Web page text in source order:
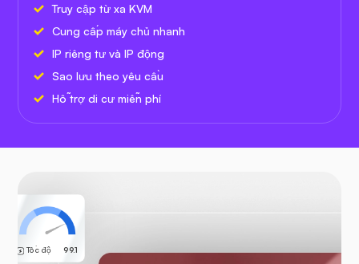
Truy cập từ xa KVM
Cung cấp máy chủ nhanh
IP riêng tư và IP động
Sao lưu theo yêu cầu
Hỗ trợ di cư miễn phí
Tốc độ 99.1